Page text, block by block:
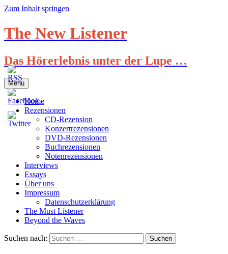
Zum Inhalt springen
The New Listener
Das Hörerlebnis unter der Lupe …
Menü
Home
Rezensionen
CD-Rezension
Konzertrezensionen
DVD-Rezensionen
Buchrezensionen
Notenrezensionen
Interviews
Essays
Über uns
Impressum
Datenschutzerklärung
The Must Listener
Beyond the Waves
Suchen nach: